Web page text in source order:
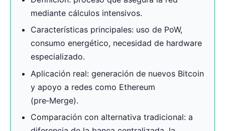
mediante cálculos intensivos.
Características principales: uso de PoW,
consumo energético, necesidad de hardware
especializado.
Aplicación real: generación de nuevos Bitcoin
y apoyo a redes como Ethereum
(pre‑Merge).
Comparación con alternativa tradicional: a